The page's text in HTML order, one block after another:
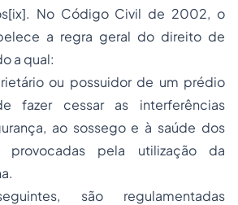
No Código Civil de 2002, o
a regra geral do direito de
a qual:
ou possuidor de um prédio
fazer cessar as interferências
ao sossego e à saúde dos
pela utilização da
são regulamentadas